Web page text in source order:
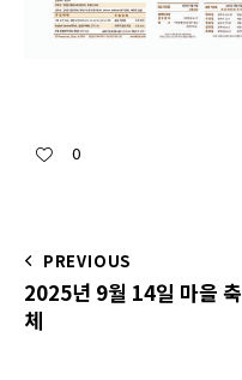
0
PREVIOUS
2025년 9월 14일 마을 축
체